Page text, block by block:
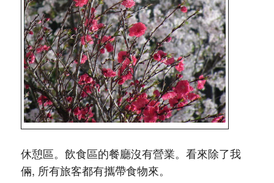
休憩區。飲食區的餐廳沒有營業。看來除了我
倆, 所有旅客都有攜帶食物來。